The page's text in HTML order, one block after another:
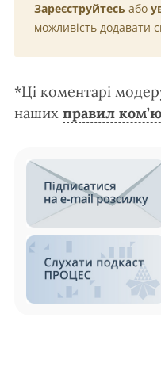
Зареєструйтесь або
можливість додавати
*Ці коментарі
наших правил